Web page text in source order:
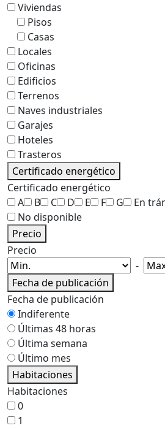
Viviendas
Pisos
Casas
Locales
Oficinas
Edificios
Terrenos
Naves industriales
Garajes
Hoteles
Trasteros
Certificado energético
Certificado energético
A
B C D E F G En
No disponible
Precio
Precio
-
Fecha de publicación
Fecha de publicación
Indiferente
Últimas 48 horas
Última semana
Último mes
Habitaciones
Habitaciones
0
1